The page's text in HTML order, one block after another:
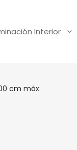
Interior
cm máx